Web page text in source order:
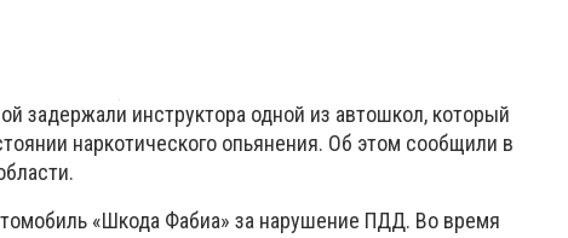
задержали инструктора одной из автошкол, который
наркотического опьянения. Об этом сообщили в
«Шкода Фабиа» за нарушение ПДД. Во время